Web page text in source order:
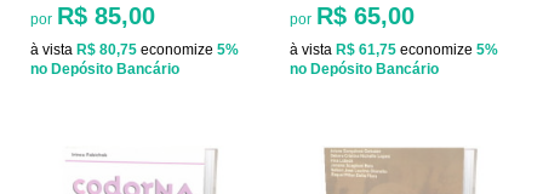
por R$ 85,00
à vista R$ 80,75 economize 5%
no Depósito Bancário
por R$ 65,00
à vista R$ 61,75 economize 5%
no Depósito Bancário